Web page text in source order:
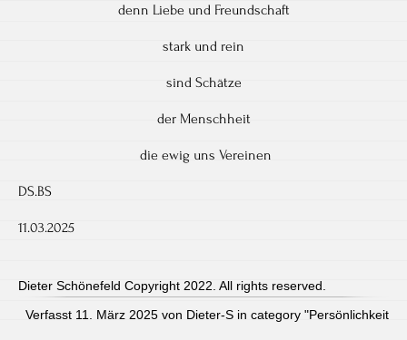
denn Liebe und Freundschaft
stark und rein
sind Schätze
der Menschheit
die ewig uns Vereinen
DS.BS
11.03.2025
Dieter Schönefeld Copyright 2022. All rights reserved.
Verfasst 11. März 2025 von Dieter-S in category "Persönlichkeit